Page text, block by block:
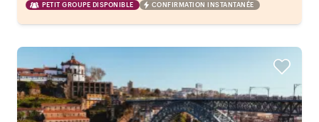
PETIT GROUPE DISPONIBLE CONFIRMATION INSTANTANÉE